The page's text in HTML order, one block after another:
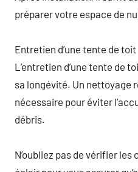
préparer votre espace de
Entretien d’une tente de toit
L’entretien d’une tente de
sa longévité. Un nettoyage
nécessaire pour éviter
débris.
N’oubliez pas de vérifier